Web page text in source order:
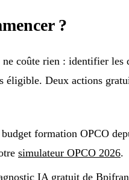
?
ne coûte rien : identifier les
éligible. Deux actions
formation OPCO
simulateur OPCO 2026.
IA gratuit de